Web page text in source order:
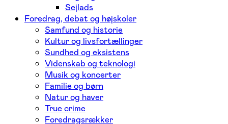
Sejlads
Foredrag, debat og højskoler
Samfund og historie
Kultur og livsfortællinger
Sundhed og eksistens
Videnskab og teknologi
Musik og koncerter
Familie og børn
Natur og haver
True crime
Foredragsrækker